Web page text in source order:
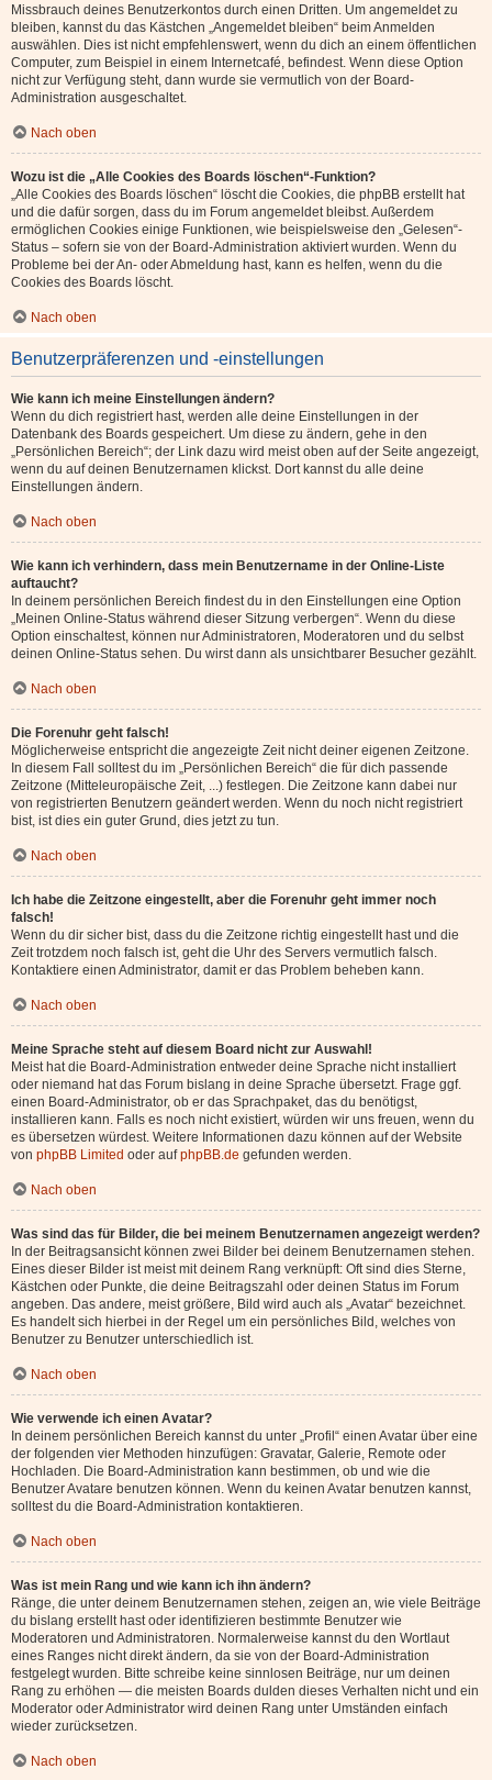
Missbrauch deines Benutzerkontos durch einen Dritten. Um angemeldet zu
bleiben, kannst du das Kästchen „Angemeldet bleiben“ beim Anmelden
auswählen. Dies ist nicht empfehlenswert, wenn du dich an einem öffentlichen
Computer, zum Beispiel in einem Internetcafé, befindest. Wenn diese Option
nicht zur Verfügung steht, dann wurde sie vermutlich von der Board-
Administration ausgeschaltet.
Nach oben
Wozu ist die „Alle Cookies des Boards löschen“-Funktion?
„Alle Cookies des Boards löschen“ löscht die Cookies, die phpBB erstellt hat
und die dafür sorgen, dass du im Forum angemeldet bleibst. Außerdem
ermöglichen Cookies einige Funktionen, wie beispielsweise den „Gelesen“-
Status – sofern sie von der Board-Administration aktiviert wurden. Wenn du
Probleme bei der An- oder Abmeldung hast, kann es helfen, wenn du die
Cookies des Boards löscht.
Nach oben
Benutzerpräferenzen und -einstellungen
Wie kann ich meine Einstellungen ändern?
Wenn du dich registriert hast, werden alle deine Einstellungen in der
Datenbank des Boards gespeichert. Um diese zu ändern, gehe in den
„Persönlichen Bereich“; der Link dazu wird meist oben auf der Seite angezeigt,
wenn du auf deinen Benutzernamen klickst. Dort kannst du alle deine
Einstellungen ändern.
Nach oben
Wie kann ich verhindern, dass mein Benutzername in der Online-Liste
auftaucht?
In deinem persönlichen Bereich findest du in den Einstellungen eine Option
„Meinen Online-Status während dieser Sitzung verbergen“. Wenn du diese
Option einschaltest, können nur Administratoren, Moderatoren und du selbst
deinen Online-Status sehen. Du wirst dann als unsichtbarer Besucher gezählt.
Nach oben
Die Forenuhr geht falsch!
Möglicherweise entspricht die angezeigte Zeit nicht deiner eigenen Zeitzone.
In diesem Fall solltest du im „Persönlichen Bereich“ die für dich passende
Zeitzone (Mitteleuropäische Zeit, ...) festlegen. Die Zeitzone kann dabei nur
von registrierten Benutzern geändert werden. Wenn du noch nicht registriert
bist, ist dies ein guter Grund, dies jetzt zu tun.
Nach oben
Ich habe die Zeitzone eingestellt, aber die Forenuhr geht immer noch
falsch!
Wenn du dir sicher bist, dass du die Zeitzone richtig eingestellt hast und die
Zeit trotzdem noch falsch ist, geht die Uhr des Servers vermutlich falsch.
Kontaktiere einen Administrator, damit er das Problem beheben kann.
Nach oben
Meine Sprache steht auf diesem Board nicht zur Auswahl!
Meist hat die Board-Administration entweder deine Sprache nicht installiert
oder niemand hat das Forum bislang in deine Sprache übersetzt. Frage ggf.
einen Board-Administrator, ob er das Sprachpaket, das du benötigst,
installieren kann. Falls es noch nicht existiert, würden wir uns freuen, wenn du
es übersetzen würdest. Weitere Informationen dazu können auf der Website
von phpBB Limited oder aufphpBB.de gefunden werden.
Nach oben
Was sind das für Bilder, die bei meinem Benutzernamen angezeigt werden?
In der Beitragsansicht können zwei Bilder bei deinem Benutzernamen stehen.
Eines dieser Bilder ist meist mit deinem Rang verknüpft: Oft sind dies Sterne,
Kästchen oder Punkte, die deine Beitragszahl oder deinen Status im Forum
angeben. Das andere, meist größere, Bild wird auch als „Avatar“ bezeichnet.
Es handelt sich hierbei in der Regel um ein persönliches Bild, welches von
Benutzer zu Benutzer unterschiedlich ist.
Nach oben
Wie verwende ich einen Avatar?
In deinem persönlichen Bereich kannst du unter „Profil“ einen Avatar über eine
der folgenden vier Methoden hinzufügen: Gravatar, Galerie, Remote oder
Hochladen. Die Board-Administration kann bestimmen, ob und wie die
Benutzer Avatare benutzen können. Wenn du keinen Avatar benutzen kannst,
solltest du die Board-Administration kontaktieren.
Nach oben
Was ist mein Rang und wie kann ich ihn ändern?
Ränge, die unter deinem Benutzernamen stehen, zeigen an, wie viele Beiträge
du bislang erstellt hast oder identifizieren bestimmte Benutzer wie
Moderatoren und Administratoren. Normalerweise kannst du den Wortlaut
eines Ranges nicht direkt ändern, da sie von der Board-Administration
festgelegt wurden. Bitte schreibe keine sinnlosen Beiträge, nur um deinen
Rang zu erhöhen — die meisten Boards dulden dieses Verhalten nicht und ein
Moderator oder Administrator wird deinen Rang unter Umständen einfach
wieder zurücksetzen.
Nach oben